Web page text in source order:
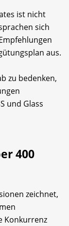
ist nicht
sich
aus.
zu bedenken,
und Glass
400
zeichnet,
Konkurrenz